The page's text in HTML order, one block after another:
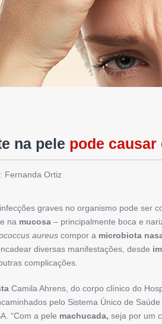
na pele pode
Fernanda Ortiz
graves no organismo pode ser
na mucosa– principalmente boca e
aureuscompor a microbiota
diversas manifestações, desde
complicações.
Camila Ahrens, do corpo clínico do
pelo Sistema Único de
“Com a pele machucada, seja por um